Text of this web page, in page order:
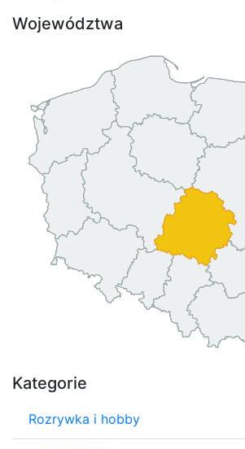
Województwa
Kategorie
Rozrywka i hobby